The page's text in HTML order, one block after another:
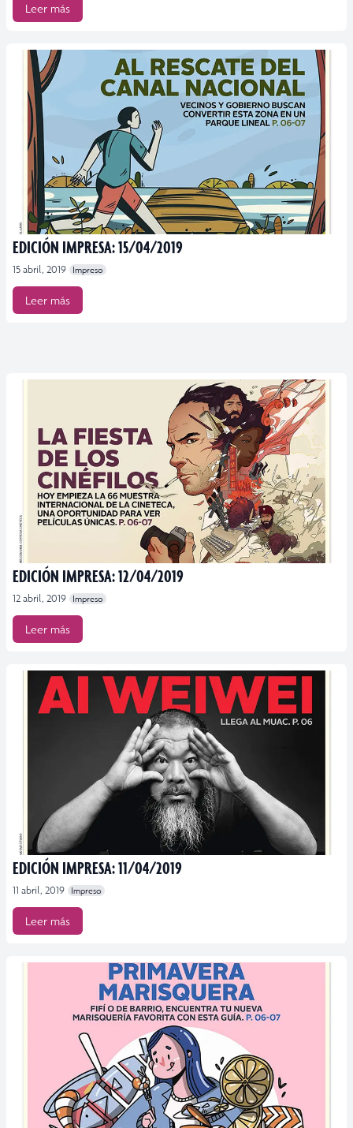
Leer más
EDICIÓN IMPRESA: 15/04/2019
15 abril, 2019 Impreso
Leer más
EDICIÓN IMPRESA: 12/04/2019
12 abril, 2019 Impreso
Leer más
EDICIÓN IMPRESA: 11/04/2019
11 abril, 2019 Impreso
Leer más